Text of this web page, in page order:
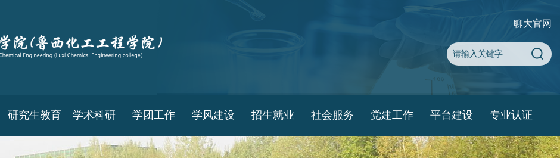
聊大官网
研究生教育 学术科研 学团工作 学风建设 招生就业 社会服务 党建工作 平台建设 专业认证